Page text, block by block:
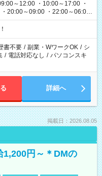
～12:00 ・10:00～17:00 ・
20:00～09:00 ・22:00～06:00
書不要 / 副業・WワークOK / シ
/ 電話対応なし / パソコンスキ
詳細へ
掲載日：2026.08.05
1,200円～＊DMの